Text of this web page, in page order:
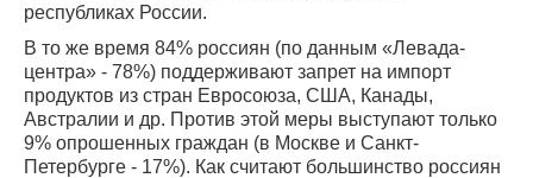
республиках России.
В то же время 84% россиян (по данным «Левада-
центра» - 78%) поддерживают запрет на импорт
продуктов из стран Евросоюза, США, Канады,
Австралии и др. Против этой меры выступают только
9% опрошенных граждан (в Москве и Санкт-
Петербурге - 17%). Как считают большинство россиян